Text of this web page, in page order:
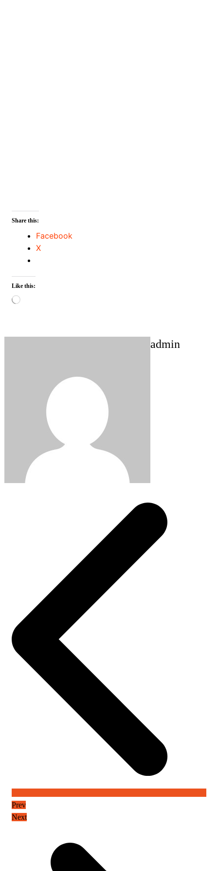
Share this:
Facebook
X
Like this:
Loading…
admin
Prev
Next